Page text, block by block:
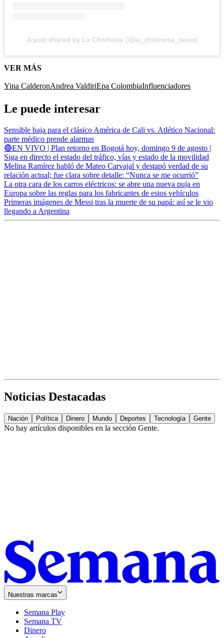
A post shared by La Chismosa (@la_chismosa_news)
VER MÁS
Yina CalderonAndrea ValdiriEpa ColombiaInfluenciadores
Le puede interesar
Sensible baja para el clásico América de Cali vs. Atlético Nacional:
parte médico prende alarmas
🔴EN VIVO | Plan retorno en Bogotá hoy, domingo 9 de agosto |
Siga en directo el estado del tráfico, vías y estado de la movilidad
Melina Ramírez habló de Mateo Carvajal y destapó verdad de su
relación actual; fue clara sobre detalle: “Nunca se me ocurrió”
La otra cara de los carros eléctricos: se abre una nueva puja en
Europa sobre las reglas para los fabricantes de estos vehículos
Primeras imágenes de Messi tras la muerte de su papá: así se le vio
llegando a Argentina
Noticias Destacadas
Nación Política Dinero Mundo Deportes Tecnología Gente
No hay artículos disponibles en la sección Gente.
Nuestras marcas
Semana Play
Semana TV
Dinero